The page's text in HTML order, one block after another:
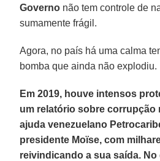
Governo não tem controle de
sumamente frágil.
Agora, no país há uma calma
bomba que ainda não explodiu.
Em 2019, houve intensos
um relatório sobre corrupção
ajuda venezuelano
presidente Moïse, com
reivindicando a sua saída. No